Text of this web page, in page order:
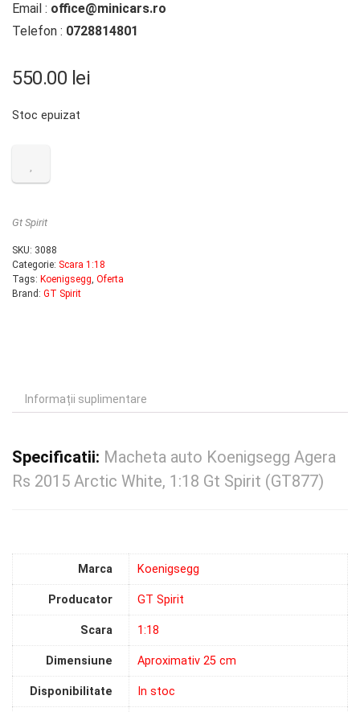
Email : office@minicars.ro
Telefon : 0728814801
550.00 lei
Stoc epuizat
Gt Spirit
SKU: 3088
Categorie: Scara 1:18
Tags: Koenigsegg, Oferta
Brand: GT Spirit
Informații suplimentare
Specificatii: Macheta auto Koenigsegg Agera
Rs 2015 Arctic White, 1:18 Gt Spirit (GT877)
Marca Koenigsegg
Producator GT Spirit
Scara 1:18
Dimensiune Aproximativ 25 cm
Disponibilitate In stoc